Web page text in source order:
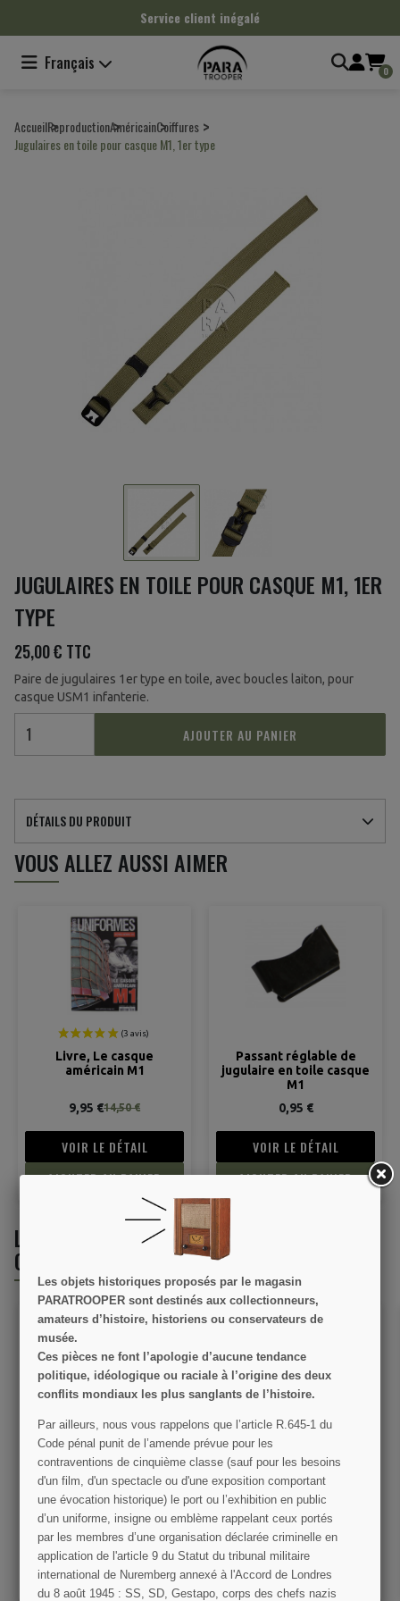
Service client inégalé
Français 0
AccueilReproductionAméricainCoiffures
Jugulaires en toile pour casque M1, 1er type
JUGULAIRES EN TOILE POUR CASQUE M1, 1ER
TYPE
25,00 € TTC
Paire de jugulaires 1er type en toile, avec boucles laiton, pour
casque USM1 infanterie.
AJOUTER AU PANIER
DÉTAILS DU PRODUIT
VOUS ALLEZ AUSSI AIMER
Livre, Le casque
américain M1
9,95 €14,50 €
VOIR LE DÉTAIL
AJOUTER AU PANIER
Passant réglable de
jugulaire en toile casque
M1
0,95 €
VOIR LE DÉTAIL
AJOUTER AU PANIER
LES CLIENTS QUI ONT ACHETÉ CE PRODUIT
ONT ÉGALEMENT ACHETÉ :
Brevet, Combat Medic, US
Army
9,00 €
VOIR LE DÉTAIL
AJOUTER AU PANIER
Elastique pour filet de
casque US, M1944
5,00 €
VOIR LE DÉTAIL
AJOUTER AU PANIER
Les objets historiques proposés par le magasin
PARATROOPER sont destinés aux collectionneurs,
amateurs d’histoire, historiens ou conservateurs de
musée.
Ces pièces ne font l’apologie d’aucune tendance
politique, idéologique ou raciale à l’origine des deux
conflits mondiaux les plus sanglants de l’histoire.
Par ailleurs, nous vous rappelons que l’article R.645­-1 du
Code pénal punit de l’amende prévue pour les
contraventions de cinquième classe (sauf pour les besoins
d'un film, d'un spectacle ou d'une exposition comportant
une évocation historique) le port ou l’exhibition en public
d’un uniforme, insigne ou emblème rappelant ceux portés
par les membres d’une organisation déclarée criminelle en
application de l'article 9 du Statut du tribunal militaire
international de Nuremberg annexé à l'Accord de Londres
du 8 août 1945 : SS, SD, Gestapo, corps des chefs nazis